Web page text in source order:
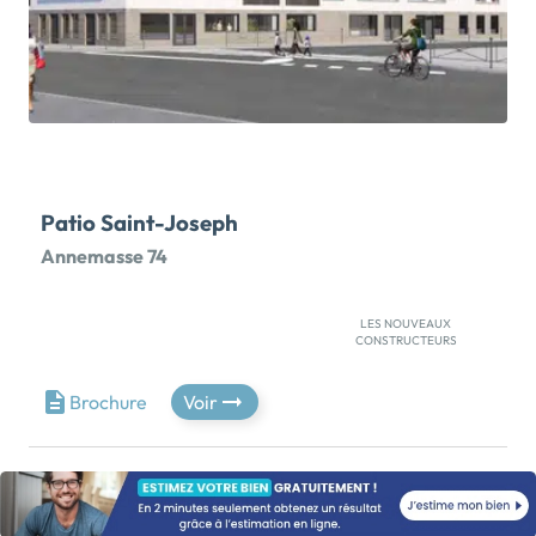
programme. La commune de Genas vous propose
également de nombreux espaces verts, des
commerces de proximité et des écoles publiques et
privées, de la maternelle au collège. […] Voir le
programme immobilier neuf >>
Patio Saint-Joseph
Annemasse 74
LES NOUVEAUX
CONSTRUCTEURS
OFFERTS*.RÉSIDENCE LIVRÉE, EMMÉNAGEZ DÈS
MAINTENANT. DERNIÈRE OPPORTUNITÉ À SAISIR !
DERNIER APPARTEMENT 4 PIÈCES AVEC BALCON.
VENEZ VISITER NOTRE APPARTEMENT TÉMOIN
DÉCORÉ ! Avec ce programme immobilier neuf, Les
Nouveaux Constructeurs proposent une adresse de
Brochure Voir